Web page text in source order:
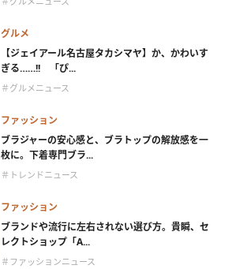
グルメ
【ジェイアール名古屋タカシマヤ】か、かわいす
ぎる……!! 「ぴ...
＃グルメニュース
ファッション
ブラジャーの安心感と、ブラトップの解放感を一
枚に。下着専門ブラ...
＃トレンドニュース
ファッション
ブランドや流行に左右されない選び方。貴瞬、セ
レクトショップ「A...
＃ファッションニュース